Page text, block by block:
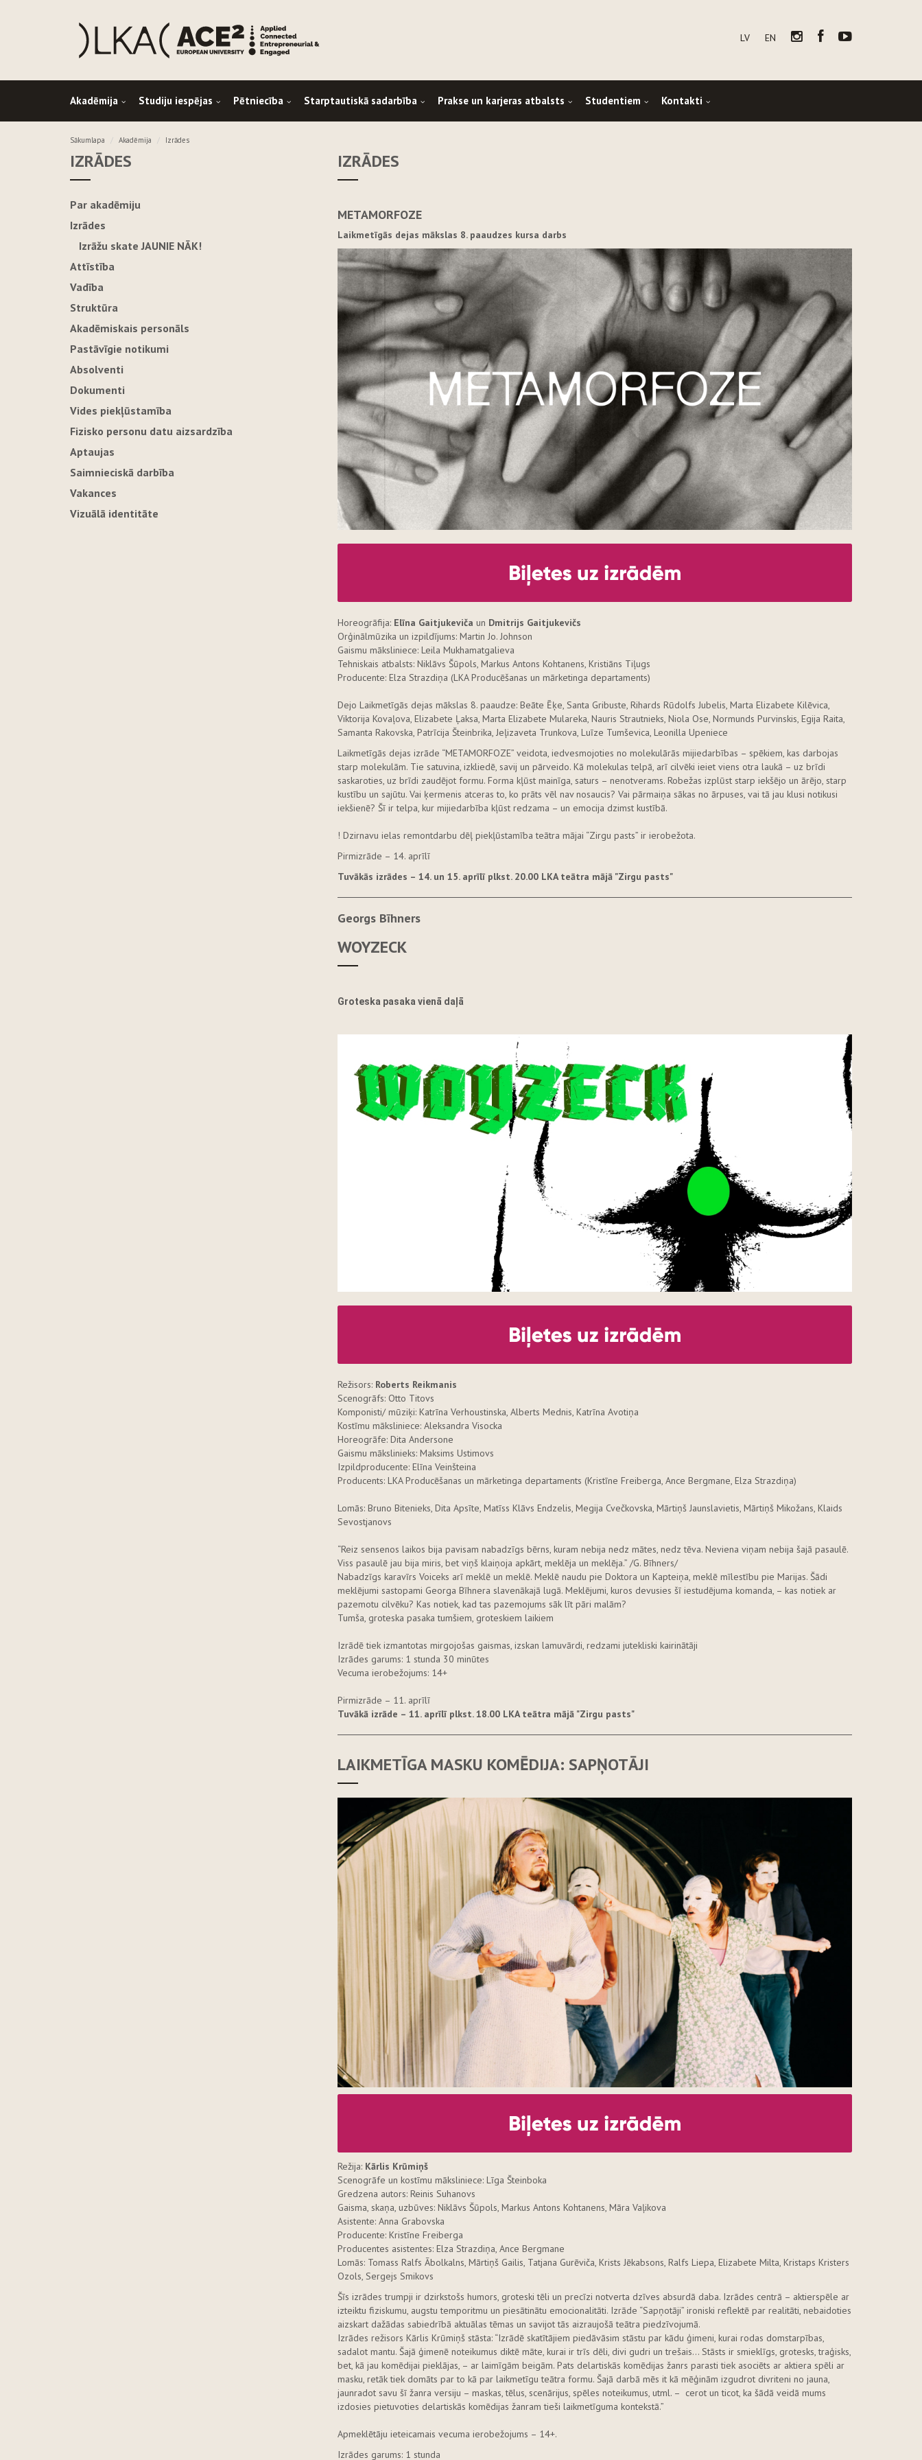
LV EN
Akadēmija Studiju iespējas Pētniecība Starptautiskā sadarbība Prakse un karjeras atbalsts Studentiem Kontakti
Sākumlapa Akadēmija Izrādes
IZRĀDES
Par akadēmiju
Izrādes
Izrāžu skate JAUNIE NĀK!
Attīstība
Vadība
Struktūra
Akadēmiskais personāls
Pastāvīgie notikumi
Absolventi
Dokumenti
Vides piekļūstamība
Fizisko personu datu aizsardzība
Aptaujas
Saimnieciskā darbība
Vakances
Vizuālā identitāte
IZRĀDES
METAMORFOZE
Laikmetīgās dejas mākslas 8. paaudzes kursa darbs
Horeogrāfija: Elīna Gaitjukeviča un Dmitrijs Gaitjukevičs
Orģinālmūzika un izpildījums: Martin Jo. Johnson
Gaismu māksliniece: Leila Mukhamatgalieva
Tehniskais atbalsts: Niklāvs Šūpols, Markus Antons Kohtanens, Kristiāns Tiļugs
Producente: Elza Strazdiņa (LKA Producēšanas un mārketinga departaments)
Dejo Laikmetīgās dejas mākslas 8. paaudze: Beāte Ēķe, Santa Gribuste, Rihards Rūdolfs Jubelis, Marta Elizabete Kilēvica,
Viktorija Kovaļova, Elizabete Ļaksa, Marta Elizabete Mulareka, Nauris Strautnieks, Niola Ose, Normunds Purvinskis, Egija Raita,
Samanta Rakovska, Patrīcija Šteinbrika, Jeļizaveta Trunkova, Luīze Tumševica, Leonilla Upeniece
Laikmetīgās dejas izrāde “METAMORFOZE” veidota, iedvesmojoties no molekulārās mijiedarbības – spēkiem, kas darbojas
starp molekulām. Tie satuvina, izkliedē, savij un pārveido. Kā molekulas telpā, arī cilvēki ieiet viens otra laukā – uz brīdi
saskaroties, uz brīdi zaudējot formu. Forma kļūst mainīga, saturs – nenotverams. Robežas izplūst starp iekšējo un ārējo, starp
kustību un sajūtu. Vai ķermenis atceras to, ko prāts vēl nav nosaucis? Vai pārmaiņa sākas no ārpuses, vai tā jau klusi notikusi
iekšienē? Šī ir telpa, kur mijiedarbība kļūst redzama – un emocija dzimst kustībā.
! Dzirnavu ielas remontdarbu dēļ piekļūstamība teātra mājai “Zirgu pasts” ir ierobežota.
Pirmizrāde – 14. aprīlī
Tuvākās izrādes – 14. un 15. aprīlī plkst. 20.00 LKA teātra mājā "Zirgu pasts"
Georgs Bīhners
WOYZECK
Groteska pasaka vienā daļā
Režisors: Roberts Reikmanis
Scenogrāfs: Otto Titovs
Komponisti/ mūziķi: Katrīna Verhoustinska, Alberts Mednis, Katrīna Avotiņa
Kostīmu māksliniece: Aleksandra Visocka
Horeogrāfe: Dita Andersone
Gaismu mākslinieks: Maksims Ustimovs
Izpildproducente: Elīna Veinšteina
Producents: LKA Producēšanas un mārketinga departaments (Kristīne Freiberga, Ance Bergmane, Elza Strazdiņa)
Lomās: Bruno Bitenieks, Dita Apsīte, Matīss Klāvs Endzelis, Megija Cvečkovska, Mārtiņš Jaunslavietis, Mārtiņš Mikožans, Klaids
Sevostjanovs
“Reiz sensenos laikos bija pavisam nabadzīgs bērns, kuram nebija nedz mātes, nedz tēva. Neviena viņam nebija šajā pasaulē.
Viss pasaulē jau bija miris, bet viņš klaiņoja apkārt, meklēja un meklēja.” /G. Bīhners/
Nabadzīgs karavīrs Voiceks arī meklē un meklē. Meklē naudu pie Doktora un Kapteiņa, meklē mīlestību pie Marijas. Šādi
meklējumi sastopami Georga Bīhnera slavenākajā lugā. Meklējumi, kuros devusies šī iestudējuma komanda, – kas notiek ar
pazemotu cilvēku? Kas notiek, kad tas pazemojums sāk līt pāri malām?
Tumša, groteska pasaka tumšiem, groteskiem laikiem
Izrādē tiek izmantotas mirgojošas gaismas, izskan lamuvārdi, redzami jutekliski kairinātāji
Izrādes garums: 1 stunda 30 minūtes
Vecuma ierobežojums: 14+
Pirmizrāde – 11. aprīlī
Tuvākā izrāde – 11. aprīlī plkst. 18.00 LKA teātra mājā "Zirgu pasts"
LAIKMETĪGA MASKU KOMĒDIJA: SAPŅOTĀJI
Režija: Kārlis Krūmiņš
Scenogrāfe un kostīmu māksliniece: Līga Šteinboka
Gredzena autors: Reinis Suhanovs
Gaisma, skaņa, uzbūves: Niklāvs Šūpols, Markus Antons Kohtanens, Māra Vaļikova
Asistente: Anna Grabovska
Producente: Kristīne Freiberga
Producentes asistentes: Elza Strazdiņa, Ance Bergmane
Lomās: Tomass Ralfs Ābolkalns, Mārtiņš Gailis, Tatjana Gurēviča, Krists Jēkabsons, Ralfs Liepa, Elizabete Milta, Kristaps Kristers
Ozols, Sergejs Smikovs
Šīs izrādes trumpji ir dzirkstošs humors, groteski tēli un precīzi notverta dzīves absurdā daba. Izrādes centrā – aktierspēle ar
izteiktu fiziskumu, augstu temporitmu un piesātinātu emocionalitāti. Izrāde “Sapņotāji” ironiski reflektē par realitāti, nebaidoties
aizskart dažādas sabiedrībā aktuālas tēmas un savijot tās aizraujošā teātra piedzīvojumā.
Izrādes režisors Kārlis Krūmiņš stāsta: “Izrādē skatītājiem piedāvāsim stāstu par kādu ģimeni, kurai rodas domstarpības,
sadalot mantu. Šajā ģimenē noteikumus diktē māte, kurai ir trīs dēli, divi gudri un trešais... Stāsts ir smieklīgs, grotesks, traģisks,
bet, kā jau komēdijai pieklājas, – ar laimīgām beigām. Pats delartiskās komēdijas žanrs parasti tiek asociēts ar aktiera spēli ar
masku, retāk tiek domāts par to kā par laikmetīgu teātra formu. Šajā darbā mēs it kā mēģinām izgudrot divriteni no jauna,
jaunradot savu šī žanra versiju – maskas, tēlus, scenārijus, spēles noteikumus, utml. – cerot un ticot, ka šādā veidā mums
izdosies pietuvoties delartiskās komēdijas žanram tieši laikmetīguma kontekstā.”
Apmeklētāju ieteicamais vecuma ierobežojums – 14+.
Izrādes garums: 1 stunda